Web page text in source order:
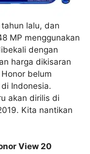
lalu, dan
MP menggunakan
dengan
harga dikisaran
belum
Indonesia.
akan dirilis di
Kita nantikan
View 20